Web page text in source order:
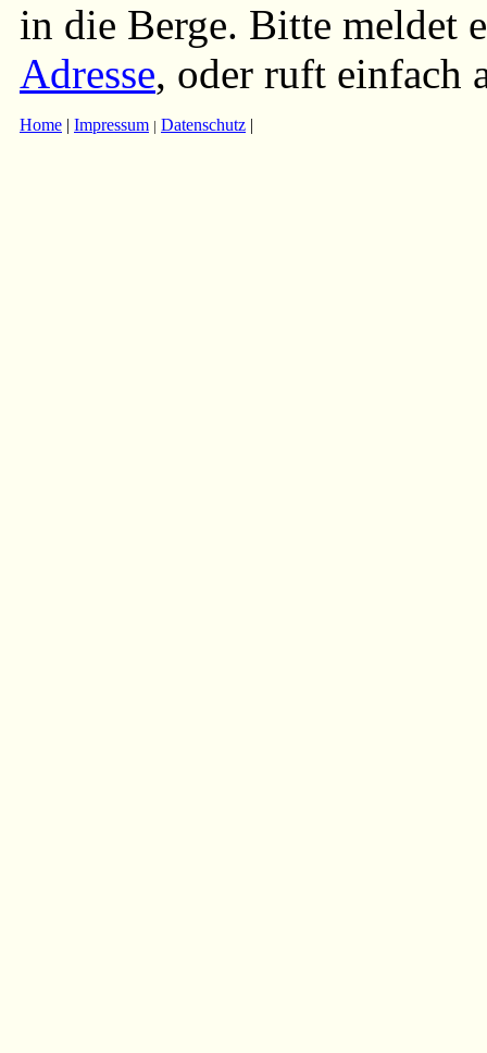
in die Berge. Bitte meldet
Adresse, oder ruft einfach
Home | Impressum | Datenschutz |